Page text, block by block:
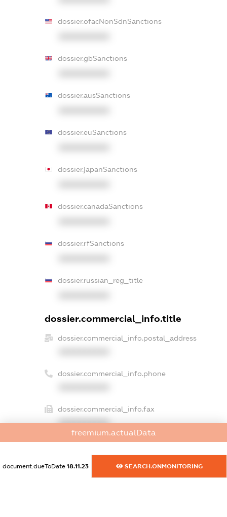
dossier.ofacNonSdnSanctions
dossier.gbSanctions
dossier.ausSanctions
dossier.euSanctions
dossier.japanSanctions
dossier.canadaSanctions
dossier.rfSanctions
dossier.russian_reg_title
dossier.commercial_info.title
dossier.commercial_info.postal_address
dossier.commercial_info.phone
dossier.commercial_info.fax
XXXXXXXXXX
dossier.commercial_info.email
dossier.commercial_info.website
freemium.actualData
document.dueToDate 18.11.23 SEARCH.ONMONITORING